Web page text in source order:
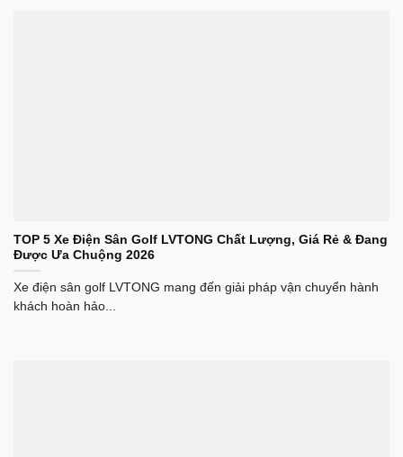
TOP 5 Xe Điện Sân Golf LVTONG Chất Lượng, Giá Rẻ & Đang
Được Ưa Chuộng 2026
Xe điện sân golf LVTONG mang đến giải pháp vận chuyển hành
khách hoàn hảo...